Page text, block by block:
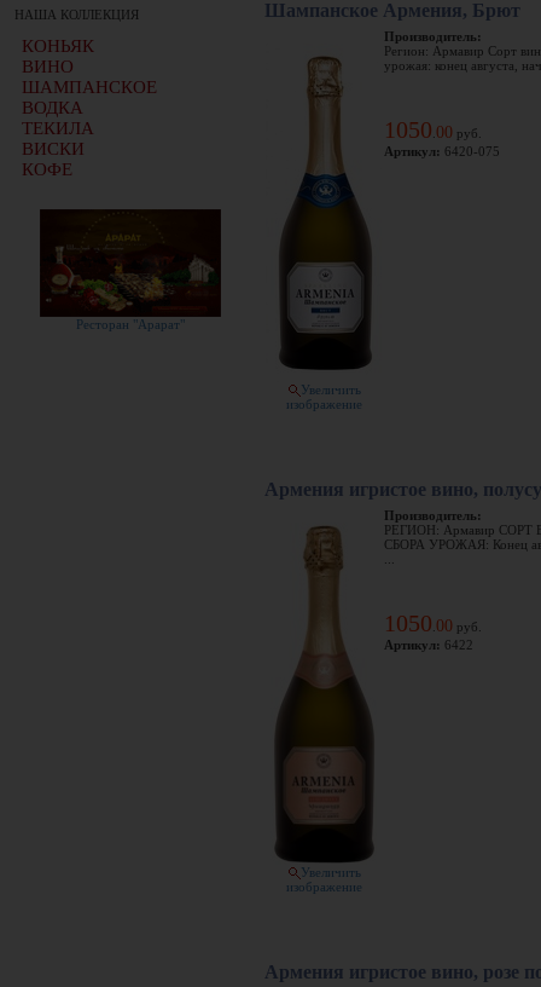
НАША КОЛЛЕКЦИЯ
КОНЬЯК
ВИНО
ШАМПАНСКОЕ
ВОДКА
ТЕКИЛА
ВИСКИ
КОФЕ
Ресторан "Арарат"
Шампанское Армения, Брют
Увеличить
изображение
Производитель:
Регион: Армавир Сорт
урожая: конец августа,
1050 00 руб.
Артикул: 6420-075
Армения игристое вино,
Увеличить
изображение
Производитель:
РЕГИОН: Армавир СОРТ
СБОРА УРОЖАЯ: Конец
1050 00 руб.
Артикул: 6422
Армения игристое вино, розе